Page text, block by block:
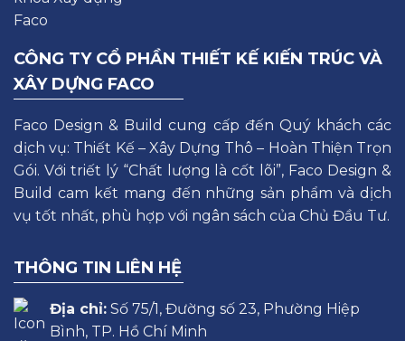
CÔNG TY CỔ PHẦN THIẾT KẾ KIẾN TRÚC VÀ
XÂY DỰNG FACO
Faco Design & Build cung cấp đến Quý khách các
dịch vụ: Thiết Kế – Xây Dựng Thô – Hoàn Thiện Trọn
Gói. Với triết lý “Chất lượng là cốt lõi”, Faco Design &
Build cam kết mang đến những sản phẩm và dịch
vụ tốt nhất, phù hợp với ngân sách của Chủ Đầu Tư.
THÔNG TIN LIÊN HỆ
Địa chỉ: Số 75/1, Đường số 23, Phường Hiệp
Bình, TP. Hồ Chí Minh